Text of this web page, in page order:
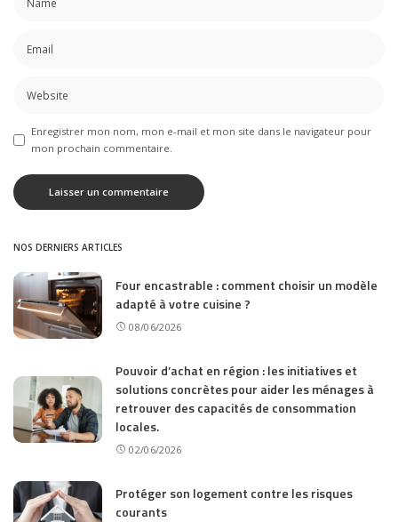
Enregistrer mon nom, mon e-mail et mon site dans le navigateur pour
mon prochain commentaire.
NOS DERNIERS ARTICLES
Four encastrable : comment choisir un modèle
adapté à votre cuisine ?
08/06/2026
Pouvoir d’achat en région : les initiatives et
solutions concrètes pour aider les ménages à
retrouver des capacités de consommation
locales.
02/06/2026
Protéger son logement contre les risques
courants